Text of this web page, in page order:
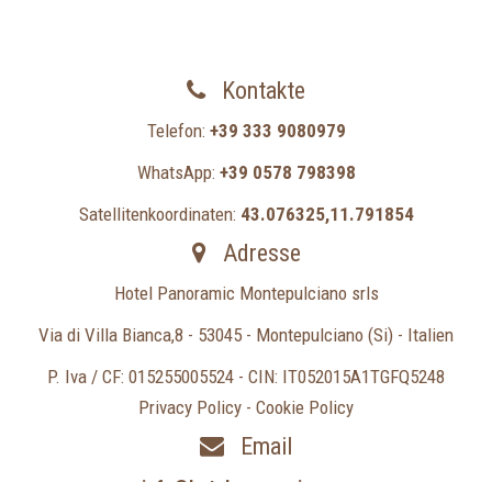
Kontakte
Telefon: +39 333 9080979
WhatsApp: +39 0578 798398
Satellitenkoordinaten: 43.076325,11.791854
Adresse
Hotel Panoramic Montepulciano srls
Via di Villa Bianca,8 - 53045 - Montepulciano (Si) - Italien
P. Iva / CF: 015255005524 - CIN: IT052015A1TGFQ5248
Privacy Policy - Cookie Policy
Email